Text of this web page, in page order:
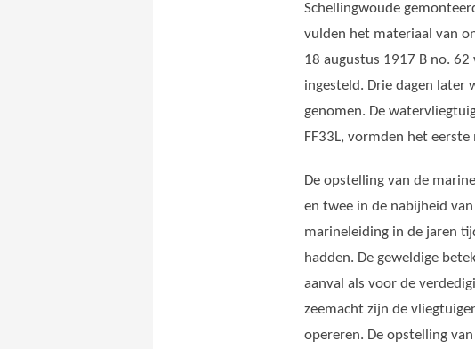
Schellingwoude
vulden het materiaal van
18 augustus 1917 B no.
ingesteld. Drie dagen later
genomen. De
FF33L, vormden het
De opstelling van de
en twee in de nabijheid
marineleiding in de jaren
hadden. De geweldige
aanval als voor de
zeemacht zijn de
opereren. De opstelling